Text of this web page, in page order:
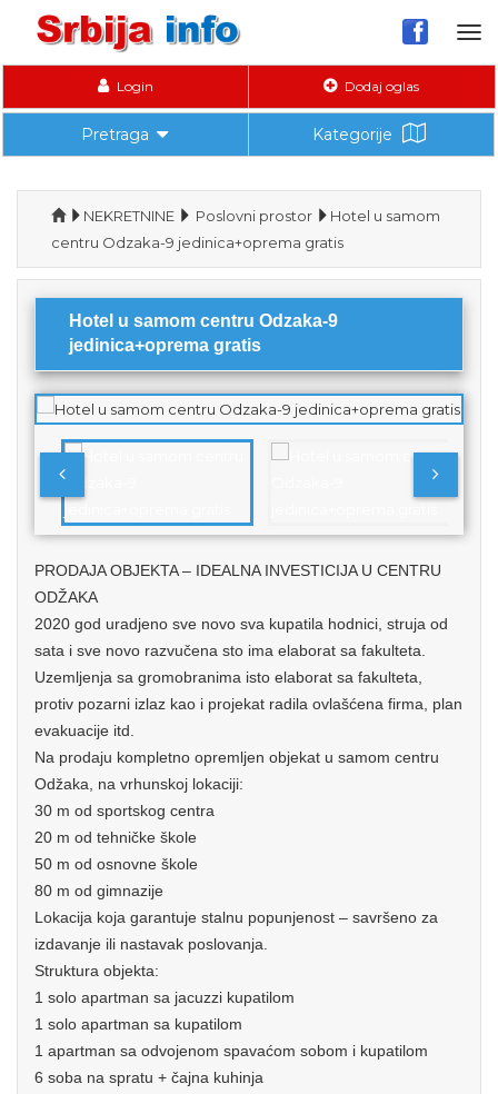
Login Dodaj oglas
Pretraga Kategorije
NEKRETNINE Poslovni prostor
Hotel u samom
centru Odzaka-9 jedinica+oprema gratis
Hotel u samom centru Odzaka-9
jedinica+oprema gratis
PRODAJA OBJEKTA – IDEALNA INVESTICIJA U CENTRU
ODŽAKA
2020 god uradjeno sve novo sva kupatila hodnici, struja od
sata i sve novo razvučena sto ima elaborat sa fakulteta.
Uzemljenja sa gromobranima isto elaborat sa fakulteta,
protiv pozarni izlaz kao i projekat radila ovlašćena firma, plan
evakuacije itd.
Na prodaju kompletno opremljen objekat u samom centru
Odžaka, na vrhunskoj lokaciji:
30 m od sportskog centra
20 m od tehničke škole
50 m od osnovne škole
80 m od gimnazije
Lokacija koja garantuje stalnu popunjenost – savršeno za
izdavanje ili nastavak poslovanja.
Struktura objekta:
1 solo apartman sa jacuzzi kupatilom
1 solo apartman sa kupatilom
1 apartman sa odvojenom spavaćom sobom i kupatilom
6 soba na spratu + čajna kuhinja